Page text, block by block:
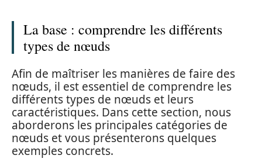
La base : comprendre les différents
types de nœuds
Afin de maîtriser les manières de faire des
nœuds, il est essentiel de comprendre les
différents types de nœuds et leurs
caractéristiques. Dans cette section, nous
aborderons les principales catégories de
nœuds et vous présenterons quelques
exemples concrets.